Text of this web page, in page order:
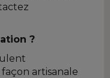
?
artisanale